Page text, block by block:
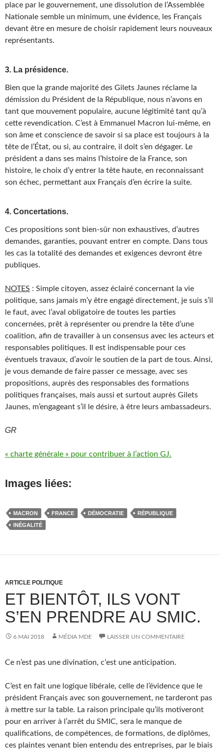
place par le gouvernement, une dissolution de l’Assemblée
Nationale semble un minimum, une évidence, les Français
devant être en mesure de choisir rapidement leurs nouveaux
représentants.
3. La présidence.
Bien que la grande majorité des Gilets Jaunes réclame la
démission du Président de la République, nous n’avons en
tant que mouvement populaire, aucune légitimité tant qu’à
cette revendication. C’est à Emmanuel Macron lui-même, en
son âme et conscience de savoir si sa place est toujours à la
tête de l’État, ou si, au contraire, il doit s’en dégager. Le
président a dans ses mains l’histoire de la France, son
histoire, le choix d’y entrer la tête haute, en reconnaissant
son échec, permettant aux Français d’en écrire la suite.
4. Concertations.
Ces propositions sont bien-sûr non exhaustives, d’autres
demandes, garanties, pouvant entrer en compte. Dans tous
les cas la totalité des demandes et exigences devront être
publiques.
NOTES : Simple citoyen, assez éclairé concernant la vie
politique, sans jamais m’y être engagé directement, je suis s’il
le faut, avec l’aval obligatoire de toutes les parties
concernées, prêt à représenter ou prendre la tête d’une
coalition, afin de travailler à un consensus avec les acteurs et
responsables politiques. Il est indispensable pour ces
éventuels travaux, d’avoir le soutien de la part de tous. Ainsi,
je vous demande de faire passer ce message, avec ses
propositions, auprès des responsables des formations
politiques françaises, mais aussi et surtout auprès Gilets
Jaunes, m’engageant s’il le désire, à être leurs ambassadeurs.
GR
« charte générale » pour contribuer à l’action GJ.
Images liées:
MACRON FRANCE DÉMOCRATIE
RÉPUBLIQUE
INÉGALITÉ
ARTICLE POLITIQUE
ET BIENTÔT, ILS VONT
S’EN PRENDRE AU SMIC.
6 MAI 2018 MÉDIA MDE LAISSER UN COMMENTAIRE
Ce n’est pas une divination, c‘est une anticipation.
C’est en fait une logique libérale, celle de l’évidence que le
président Français avec son gouvernement, ne tarderont pas
à mettre sur la table. La raison principale qu’ils motiveront
pour en arriver à l’arrêt du SMIC, sera le manque de
qualifications, de compétences, de formations, de diplômes,
ces plaintes venant bien entendu des entreprises, par le biais